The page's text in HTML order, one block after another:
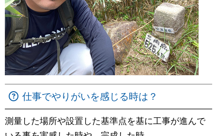
仕事でやりがいを感じる時は？
測量した場所や設置した基準点を基に工事が進んで